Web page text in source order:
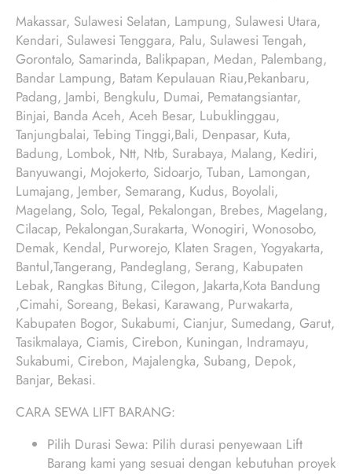
Makassar, Sulawesi Selatan, Lampung, Sulawesi Utara,
Kendari, Sulawesi Tenggara, Palu, Sulawesi Tengah,
Gorontalo, Samarinda, Balikpapan, Medan, Palembang,
Bandar Lampung, Batam Kepulauan Riau,Pekanbaru,
Padang, Jambi, Bengkulu, Dumai, Pematangsiantar,
Binjai, Banda Aceh, Aceh Besar, Lubuklinggau,
Tanjungbalai, Tebing Tinggi,Bali, Denpasar, Kuta,
Badung, Lombok, Ntt, Ntb, Surabaya, Malang, Kediri,
Banyuwangi, Mojokerto, Sidoarjo, Tuban, Lamongan,
Lumajang, Jember, Semarang, Kudus, Boyolali,
Magelang, Solo, Tegal, Pekalongan, Brebes, Magelang,
Cilacap, Pekalongan,Surakarta, Wonogiri, Wonosobo,
Demak, Kendal, Purworejo, Klaten Sragen, Yogyakarta,
Bantul,Tangerang, Pandeglang, Serang, Kabupaten
Lebak, Rangkas Bitung, Cilegon, Jakarta,Kota Bandung
,Cimahi, Soreang, Bekasi, Karawang, Purwakarta,
Kabupaten Bogor, Sukabumi, Cianjur, Sumedang, Garut,
Tasikmalaya, Ciamis, Cirebon, Kuningan, Indramayu,
Sukabumi, Cirebon, Majalengka, Subang, Depok,
Banjar, Bekasi.
CARA SEWA LIFT BARANG:
Pilih Durasi Sewa: Pilih durasi penyewaan Lift
Barang kami yang sesuai dengan kebutuhan proyek